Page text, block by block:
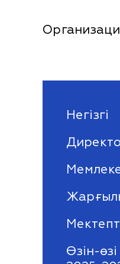
Негізгі
Өзін-